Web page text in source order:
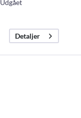
Udgået
Detaljer